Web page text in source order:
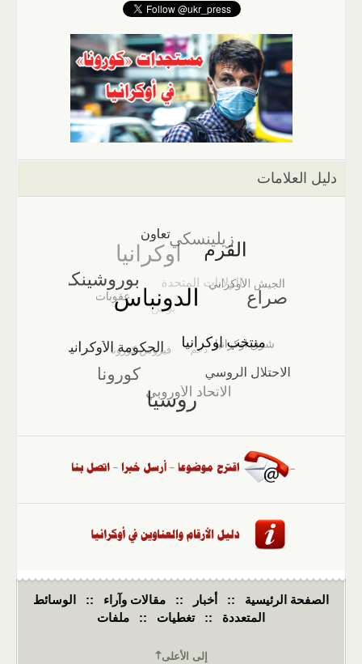
دليل العلامات
الصفحة الرئيسية :: أخبار :: مقالات وآراء ::
الوسائط
المتعددة
:: تغطيات :: ملفات
إلى الأعلى